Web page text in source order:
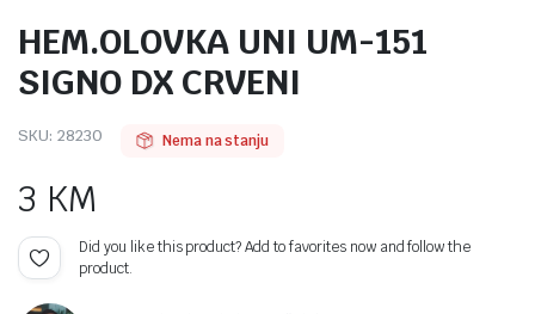
HEM.OLOVKA UNI UM-151
SIGNO DX CRVENI
SKU: 28230 Nema na stanju
3 KM
Did you like this product? Add to favorites now and follow the
product.